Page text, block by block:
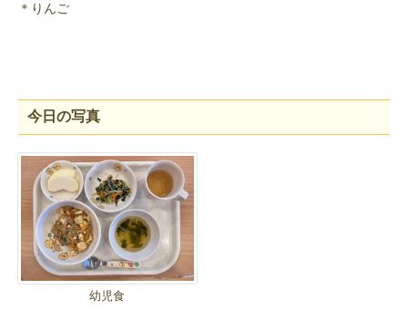
＊りんご
今日の写真
幼児食